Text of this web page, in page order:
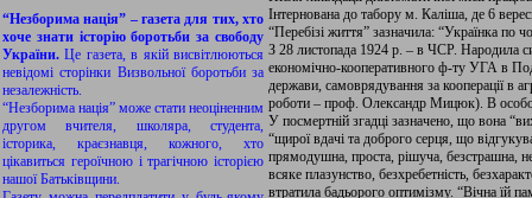
“Незборима нація” – газета для тих, хто
хоче знати історію боротьби за свободу
України.Це газета, в якій висвітлюються
невідомі сторінки Визвольної боротьби за
незалежність.
“Незборима нація” може стати неоціненним
другом вчителя, школяра, студента,
історика, краєзнавця, кожного, хто
цікавиться героїчною і трагічною історією
нашої Батьківщини.
Інтернована до табору м. Каліша, де 6
“Перебізі життя” зазначила: “Українка по
З 28 листопада 1924 р. – в ЧСР. Народила
економічно-кооперативного ф-ту УГА в
держави, самоврядування за кооперації в
роботи – проф. Олександр Мицюк). В
У посмертній згадці зазначено, що вона
“щирої вдачі та доброго серця, що
прямодушна, проста, рішуча, безстрашна,
всяке плазунство, безхребетність,
втратила бадьорого оптимізму. “Вічна їй